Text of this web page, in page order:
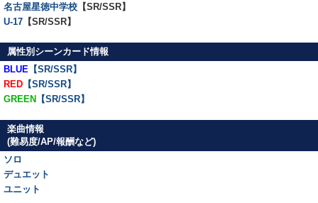
名古屋星徳中学校 【SR/SSR】
U-17 【SR/SSR】
属性別シーンカード情報
BLUE 【SR/SSR】
RED 【SR/SSR】
GREEN 【SR/SSR】
楽曲情報
(難易度/AP/報酬など)
ソロ
デュエット
ユニット